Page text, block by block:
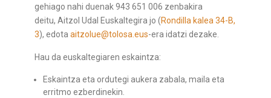
gehiago nahi duenak 943 651 006 zenbakira
deitu, Aitzol Udal Euskaltegira jo (Rondilla kalea 34-B,
3), edotaaitzolue@tolosa.eus-era idatzi dezake.
Hau da euskaltegiaren eskaintza:
Eskaintza eta ordutegi aukera zabala, maila eta
erritmo ezberdinekin.